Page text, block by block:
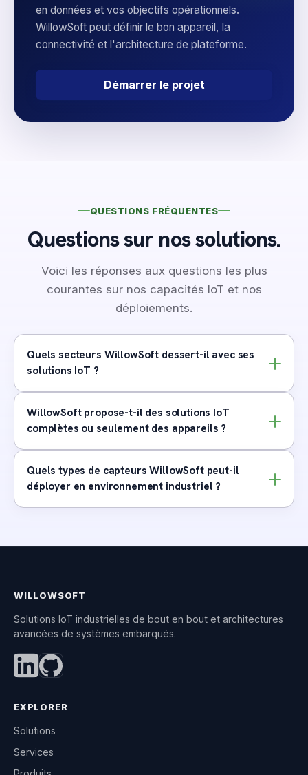
en données et vos objectifs opérationnels.
WillowSoft peut définir le bon appareil, la
connectivité et l'architecture de plateforme.
Démarrer le projet
QUESTIONS FRÉQUENTES
Questions sur nos solutions.
Voici les réponses aux questions les plus
courantes sur nos capacités IoT et nos
déploiements.
Quels secteurs WillowSoft dessert-il avec ses
solutions IoT ?
WillowSoft propose-t-il des solutions IoT
complètes ou seulement des appareils ?
Quels types de capteurs WillowSoft peut-il
déployer en environnement industriel ?
WILLOWSOFT
Solutions IoT industrielles de bout en bout et architectures
avancées de systèmes embarqués.
EXPLORER
Solutions
Services